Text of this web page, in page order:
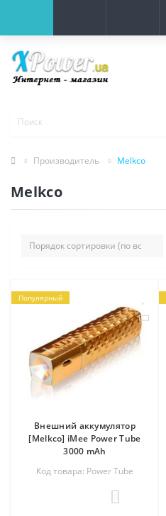
Производитель Melkco
Melkco
Популярный
Внешний аккумулятор
[Melkco] iMee Power Tube
3000 mAh
Код товара: Power Tube